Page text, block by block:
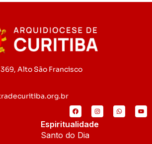
Alto São Francisco
Espiritualidade
Santo do Dia